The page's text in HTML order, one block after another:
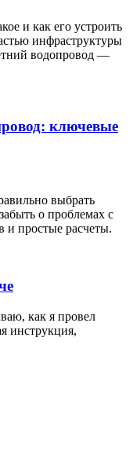
и как его устроить
инфраструктуры
водопровод —
ключевые
выбрать
о проблемах с
и простые расчеты.
как я провел
инструкция,